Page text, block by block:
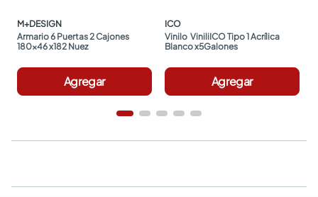
M+DESIGN
Armario 6 Puertas 2 Cajones
180x46 x182 Nuez
Agregar
ICO
Vinilo  ViniliICO Tipo 1 Acrílica
Blanco x5Galones
Agregar